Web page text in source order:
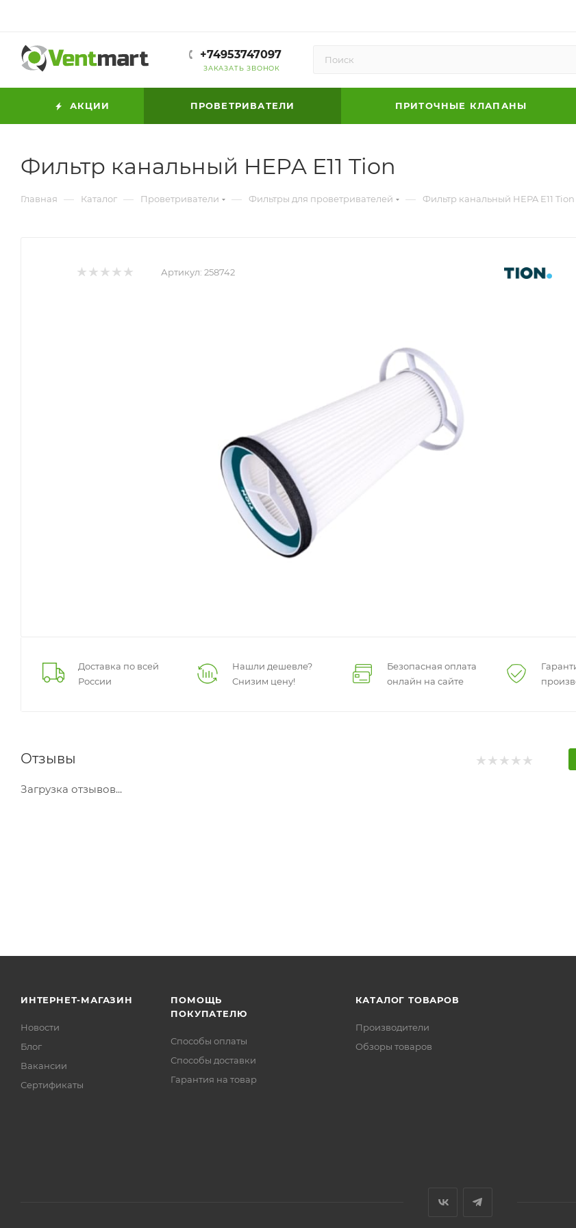
+74953747097
ЗАКАЗАТЬ ЗВОНОК
АКЦИИ ПРОВЕТРИВАТЕЛИ ПРИТОЧНЫЕ КЛАПАНЫ
Фильтр канальный HEPA E11 Tion
Главная — Каталог — Проветриватели — Фильтры для проветривателей — Фильтр канальный HEPA E11 Tion
Артикул: 258742
Доставка по всей
России
Нашли дешевле?
Снизим цену!
Безопасная оплата
онлайн на сайте
Отзывы
Загрузка отзывов...
ИНТЕРНЕТ-МАГАЗИН
Новости
Блог
Вакансии
Сертификаты
ПОМОЩЬ
ПОКУПАТЕЛЮ
Способы оплаты
Способы доставки
Гарантия на товар
КАТАЛОГ ТОВАРОВ
Производители
Обзоры товаров